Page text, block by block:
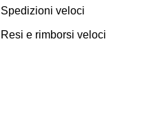
Spedizioni veloci
Resi e rimborsi veloci